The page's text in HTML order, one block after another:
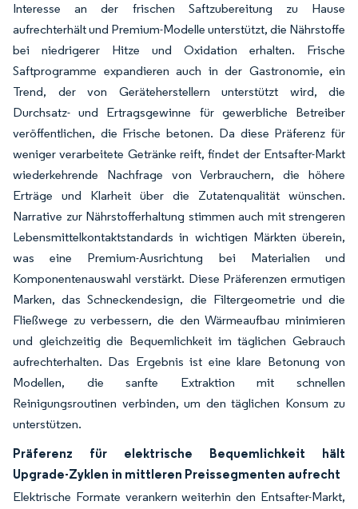
Interesse an der frischen Saftzubereitung zu Hause
aufrechterhält und Premium-Modelle unterstützt, die Nährstoffe
bei niedrigerer Hitze und Oxidation erhalten. Frische
Saftprogramme expandieren auch in der Gastronomie, ein
Trend, der von Geräteherstellern unterstützt wird, die
Durchsatz- und Ertragsgewinne für gewerbliche Betreiber
veröffentlichen, die Frische betonen. Da diese Präferenz für
weniger verarbeitete Getränke reift, findet der Entsafter-Markt
wiederkehrende Nachfrage von Verbrauchern, die höhere
Erträge und Klarheit über die Zutatenqualität wünschen.
Narrative zur Nährstofferhaltung stimmen auch mit strengeren
Lebensmittelkontaktstandards in wichtigen Märkten überein,
was eine Premium-Ausrichtung bei Materialien und
Komponentenauswahl verstärkt. Diese Präferenzen ermutigen
Marken, das Schneckendesign, die Filtergeometrie und die
Fließwege zu verbessern, die den Wärmeaufbau minimieren
und gleichzeitig die Bequemlichkeit im täglichen Gebrauch
aufrechterhalten. Das Ergebnis ist eine klare Betonung von
Modellen, die sanfte Extraktion mit schnellen
Reinigungsroutinen verbinden, um den täglichen Konsum zu
unterstützen.
Präferenz für elektrische Bequemlichkeit hält
Upgrade-Zyklen in mittleren Preissegmenten aufrecht
Elektrische Formate verankern weiterhin den Entsafter-Markt,